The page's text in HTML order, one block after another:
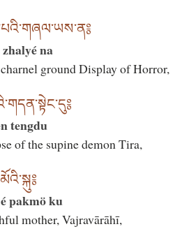
na
ground Display of Horror,
tengdu
of the supine demon Tira,
pakmö ku
mother, Vajravārāhī,